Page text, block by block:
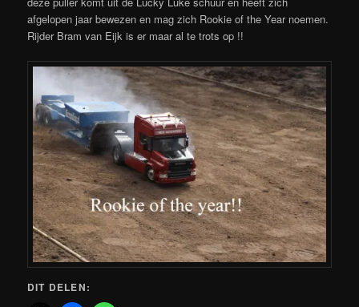
afgelopen jaar bewezen en mag zich Rookie of the Year noemen.
Rijder Bram van Eijk is er maar al te trots op !!
DIT DELEN: